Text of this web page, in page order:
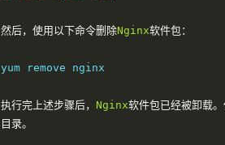
然后，使用以下命令删除Nginx软件包：
yum remove nginx
执行完上述步骤后， Nginx软件包已经被卸载
目录。